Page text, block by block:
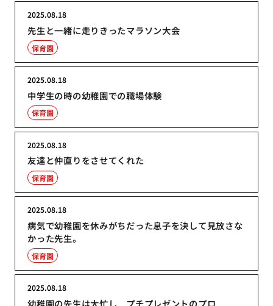
先生と一緒に走りきったマラソン大会
2025.08.18
保育園
中学生の時の幼稚園での職場体験
2025.08.18
保育園
友達と仲直りをさせてくれた
2025.08.18
保育園
病気で幼稚園を休みがちだった息子を決して見放さな
かった先生。
2025.08.18
保育園
幼稚園の先生は大忙し プチプレゼントのプロ
2025.08.18